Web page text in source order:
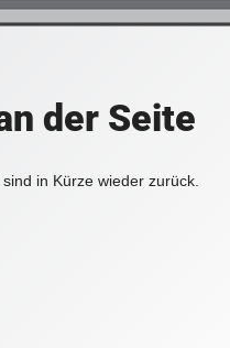
der Seite
in Kürze wieder zurück.